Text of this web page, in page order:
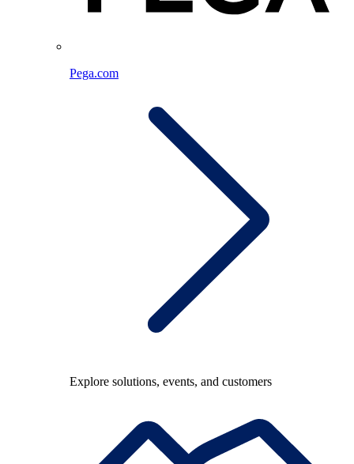
Pega.com
Explore solutions, events, and customers